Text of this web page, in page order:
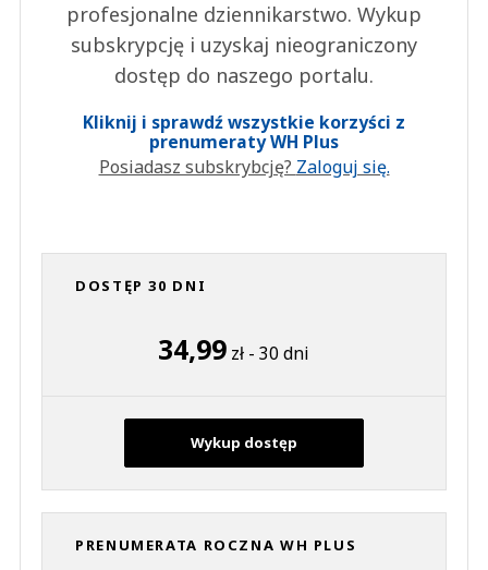
profesjonalne dziennikarstwo. Wykup
subskrypcję i uzyskaj nieograniczony
dostęp do naszego portalu.
Kliknij i sprawdź wszystkie korzyści z
prenumeraty WH Plus
Posiadasz subskrybcję? Zaloguj się.
DOSTĘP 30 DNI
34,99 zł - 30 dni
Wykup dostęp
PRENUMERATA ROCZNA WH PLUS